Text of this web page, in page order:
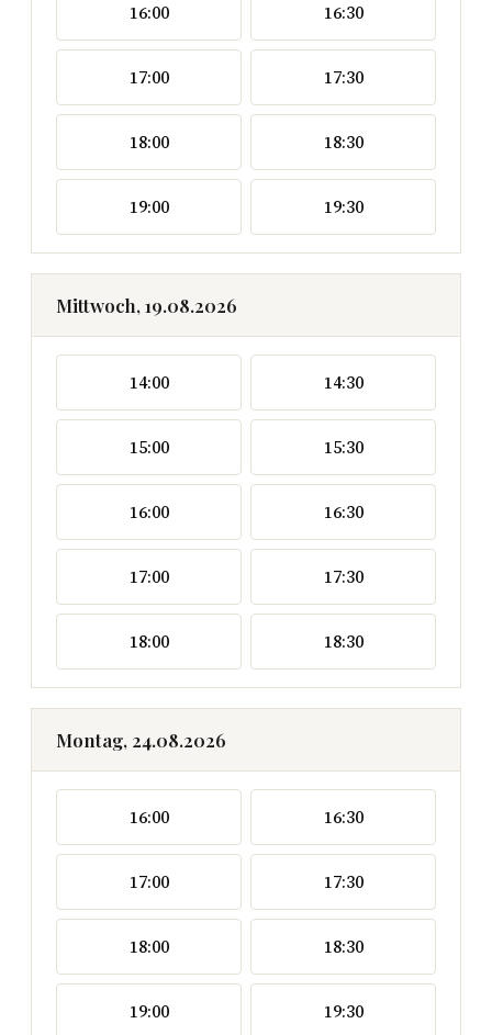
16:00 16:30
17:00 17:30
18:00 18:30
19:00 19:30
Mittwoch, 19.08.2026
14:00 14:30
15:00 15:30
16:00 16:30
17:00 17:30
18:00 18:30
Montag, 24.08.2026
16:00 16:30
17:00 17:30
18:00 18:30
19:00 19:30